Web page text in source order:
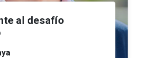
al desafío